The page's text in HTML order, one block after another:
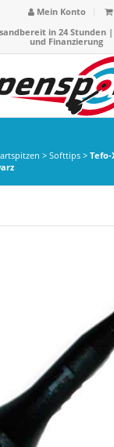
Mein Konto
in 24 Stunden |
und Finanzierung
> Softtips> Tefo-